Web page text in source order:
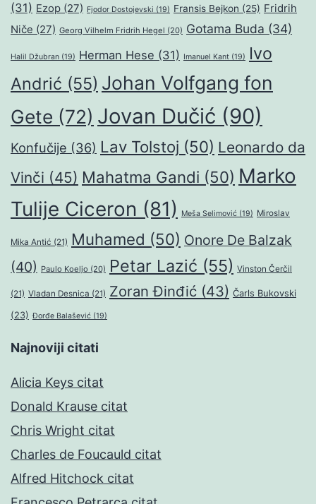
(31) Ezop (27) Fjodor Dostojevski (19) Fransis Bejkon (25) Fridrih
Niče (27) Georg Vilhelm Fridrih Hegel (20) Gotama Buda (34)
Halil Džubran (19) Herman Hese (31) Imanuel Kant (19)
Ivo
Andrić (55) Johan Volfgang fon
Gete (72) Jovan Dučić (90)
Konfučije (36) Lav Tolstoj (50) Leonardo da
Vinči (45) Mahatma Gandi (50) Marko
Tulije Ciceron (81) Meša Selimović (19) Miroslav
Mika Antić (21) Muhamed (50) Onore De Balzak
(40) Paulo Koeljo (20) Petar Lazić (55) Vinston Čerčil
(21) Vladan Desnica (21) Zoran Đinđić (43) Čarls Bukovski
(23) Đorđe Balašević (19)
Najnoviji citati
Alicia Keys citat
Donald Krause citat
Chris Wright citat
Charles de Foucauld citat
Alfred Hitchock citat